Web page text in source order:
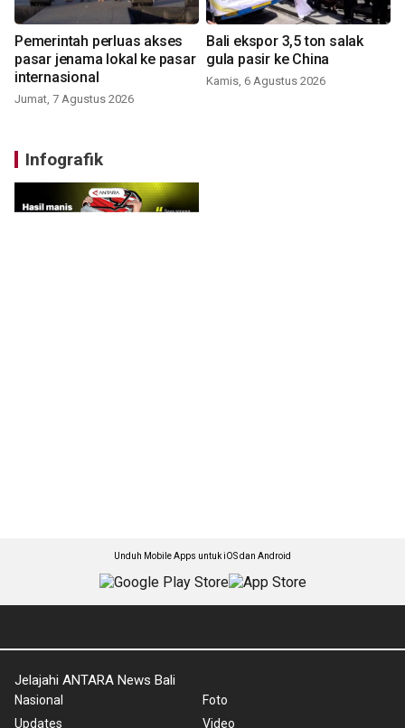
Pemerintah perluas akses
pasar jenama lokal ke pasar
internasional
Jumat, 7 Agustus 2026
Bali ekspor 3,5 ton salak
gula pasir ke China
Kamis, 6 Agustus 2026
Infografik
Unduh Mobile Apps untuk iOS dan Android
Jelajahi ANTARA News Bali
Nasional
Updates
Foto
Video